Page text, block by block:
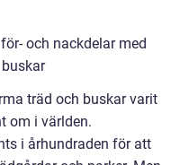
och nackdelar med
träd och buskar varit
om i världen.
i århundraden för att